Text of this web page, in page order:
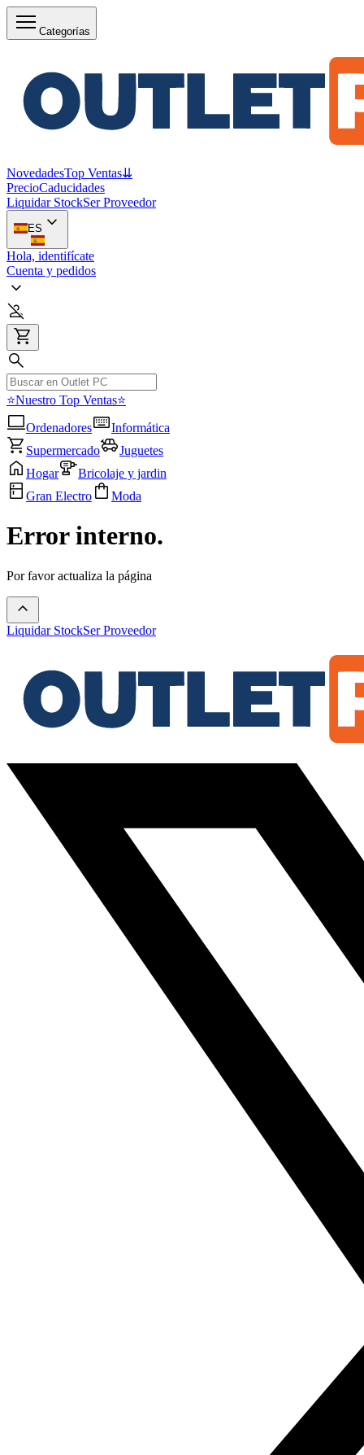
Categorías
NovedadesTop Ventas⇊
PrecioCaducidades
Liquidar StockSer Proveedor
ES
Hola, identifícate
Cuenta y pedidos
⭐Nuestro Top Ventas⭐
Ordenadores
Informática
Supermercado
Juguetes
Hogar
Bricolaje y jardin
Gran Electro
Moda
Error interno.
Por favor actualiza la página
Liquidar StockSer Proveedor